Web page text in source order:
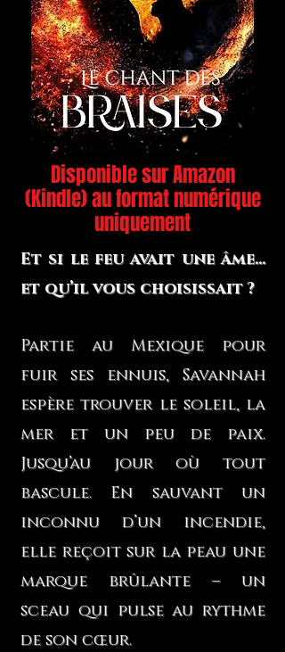
Disponible sur Amazon
(Kindle) au format numérique
uniquement
Et si le feu avait une âme…
et qu’il vous choisissait ?
Partie au Mexique pour
fuir ses ennuis, Savannah
espère trouver le soleil, la
mer et un peu de paix.
Jusqu’au jour où tout
bascule. En sauvant un
inconnu d’un incendie,
elle reçoit sur la peau une
marque brûlante – un
sceau qui pulse au rythme
de son cœur.